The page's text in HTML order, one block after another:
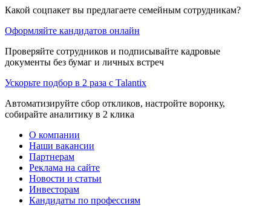
Какой соцпакет вы предлагаете семейным сотрудникам?
Оформляйте кандидатов онлайн
Проверяйте сотрудников и подписывайте кадровые
документы без бумаг и личных встреч
Ускорьте подбор в 2 раза с Talantix
Автоматизируйте сбор откликов, настройте воронку,
собирайте аналитику в 2 клика
О компании
Наши вакансии
Партнерам
Реклама на сайте
Новости и статьи
Инвесторам
Кандидаты по профессиям